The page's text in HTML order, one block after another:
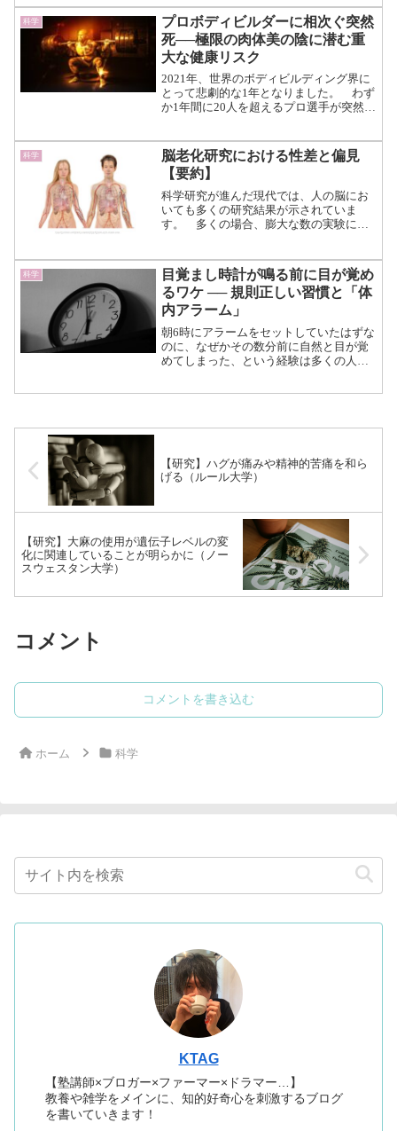
す。 人に大きなメリットを与える
自然ですが、どうやら寿命や老...（続き
を読む）
科学
プロボディビルダーに相次ぐ突然
死──極限の肉体美の陰に潜む重
大な健康リスク
2021年、世界のボディビルディング界に
とって悲劇的な1年となりました。 わず
か1年間に20人を超えるプロ選手が突然死
は一般人に比べて長寿であるという研究
結果が数多く...（続きを読む）
科学
脳老化研究における性差と偏見
【要約】
科学研究が進んだ現代では、人の脳にお
いても多くの研究結果が示されていま
す。 多くの場合、膨大な数の実験によ
ても男女の体の構造や分泌されるホルモ
ンは微妙に異なっています。...（続きを
読む）
科学
目覚まし時計が鳴る前に目が覚め
るワケ ── 規則正しい習慣と「体
内アラーム」
朝6時にアラームをセットしていたはずな
のに、なぜかその数分前に自然と目が覚
めてしまった、という経験は多くの人に
む）
【研究】ハグが痛みや精神的苦痛を和ら
げる（ルール大学）
【研究】大麻の使用が遺伝子レベルの変
化に関連していることが明らかに（ノー
スウェスタン大学）
コメント
コメントを書き込む
ホーム 科学
KTAG
【塾講師×ブロガー×ファーマー×ドラマー…】
教養や雑学をメインに、知的好奇心を刺激するブログ
を書いていきます！